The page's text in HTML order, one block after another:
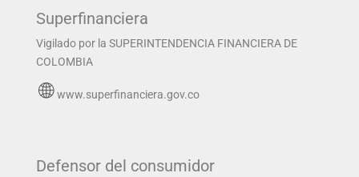
Superfinanciera
Vigilado por la SUPERINTENDENCIA FINANCIERA DE
COLOMBIA
www.superfinanciera.gov.co
Defensor del consumidor